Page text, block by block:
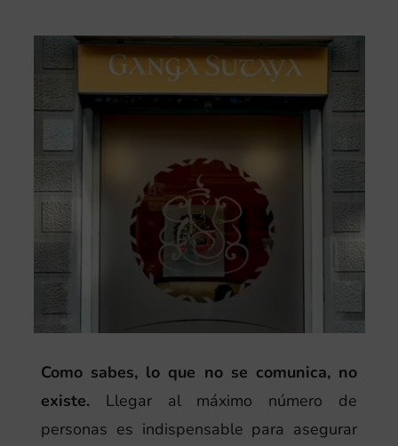
Como sabes, lo que no se comunica, no
existe.Llegar al máximo número de
personas es indispensable para asegurar